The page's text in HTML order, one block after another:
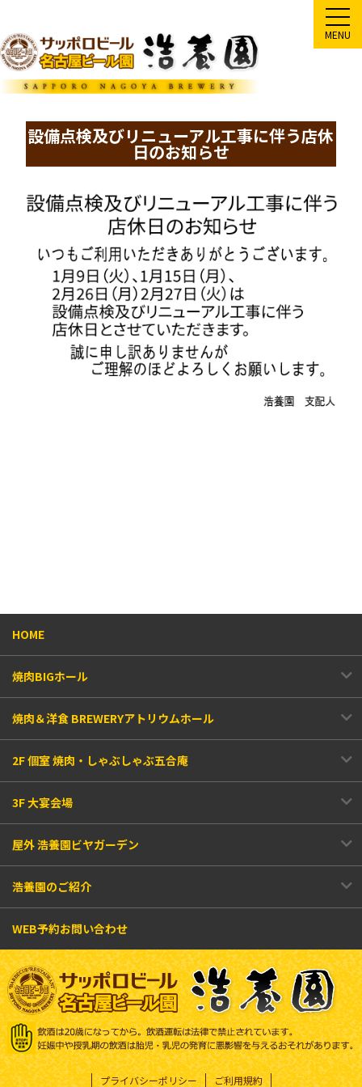
MENU
設備点検及びリニューアル工事に伴う店休
日のお知らせ
HOME
焼肉BIGホール
焼肉＆洋食 BREWERYアトリウムホール
2F 個室 焼肉・しゃぶしゃぶ五合庵
3F 大宴会場
屋外 浩養園ビヤガーデン
浩養園のご紹介
WEB予約お問い合わせ
プライバシーポリシー ご利用規約